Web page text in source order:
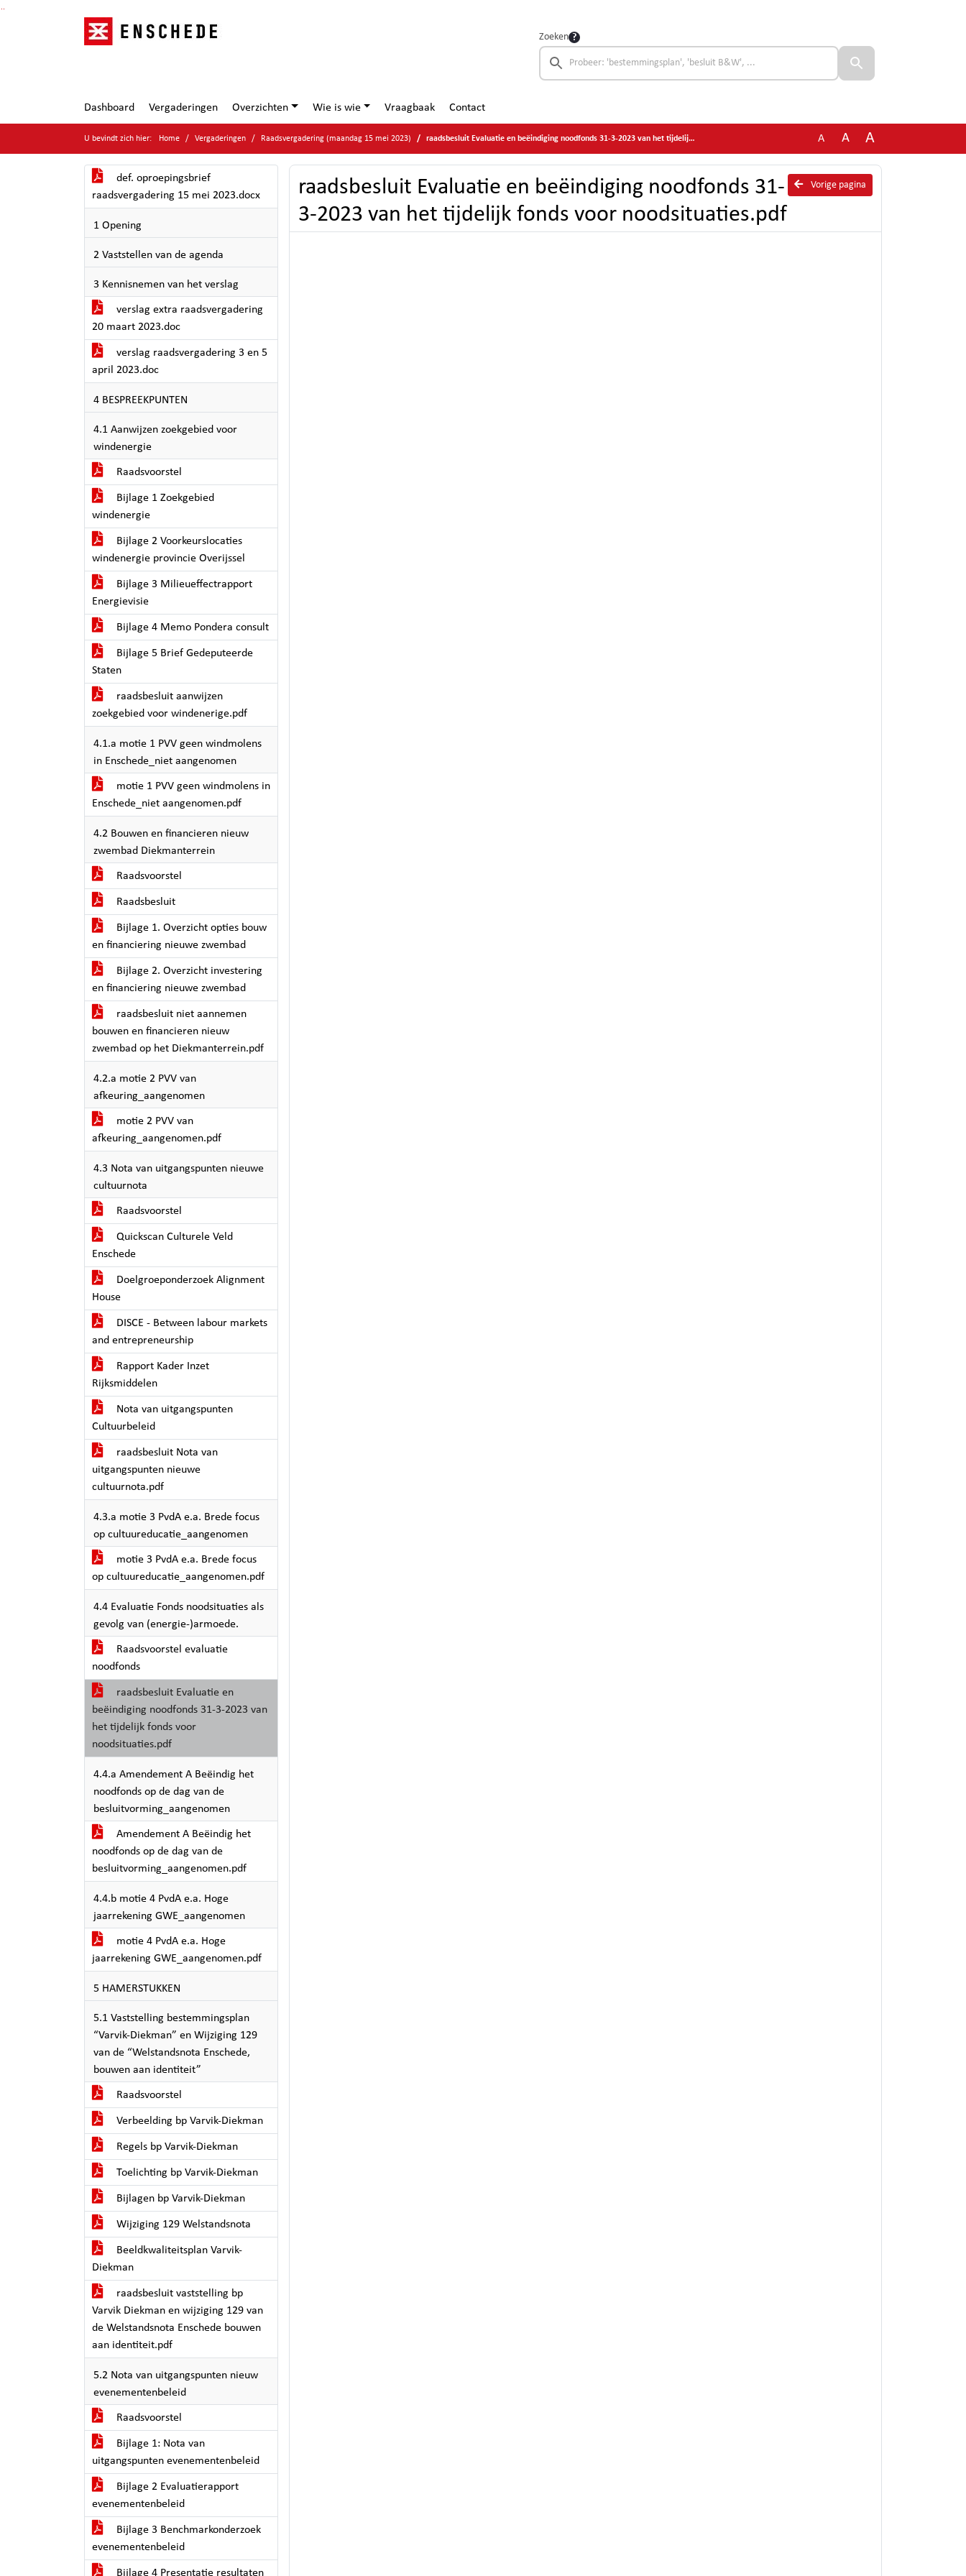
Ga naar de inhoud van deze pagina
Ga naar het zoeken
Ga naar het menu
Zoeken
Dashboard Vergaderingen Overzichten Wie is wie Vraagbaak Contact
U bevindt zich hier: Home Vergaderingen Raadsvergadering (maandag 15 mei 2023) raadsbesluit Evaluatie en beëindiging noodfonds 31-3-2023 van het tijdelijk fonds voor noodsituaties.pdf A A A
def. oproepingsbrief
raadsvergadering 15 mei 2023.docx
1 Opening
2 Vaststellen van de agenda
3 Kennisnemen van het verslag
verslag extra raadsvergadering
20 maart 2023.doc
verslag raadsvergadering 3 en 5
april 2023.doc
4 BESPREEKPUNTEN
4.1 Aanwijzen zoekgebied voor
windenergie
Raadsvoorstel
Bijlage 1 Zoekgebied
windenergie
Bijlage 2 Voorkeurslocaties
windenergie provincie Overijssel
Bijlage 3 Milieueffectrapport
Energievisie
Bijlage 4 Memo Pondera consult
Bijlage 5 Brief Gedeputeerde
Staten
raadsbesluit aanwijzen
zoekgebied voor windenerige.pdf
4.1.a motie 1 PVV geen windmolens
in Enschede_niet aangenomen
motie 1 PVV geen windmolens in
Enschede_niet aangenomen.pdf
4.2 Bouwen en financieren nieuw
zwembad Diekmanterrein
Raadsvoorstel
Raadsbesluit
Bijlage 1. Overzicht opties bouw
en financiering nieuwe zwembad
Bijlage 2. Overzicht investering
en financiering nieuwe zwembad
raadsbesluit niet aannemen
bouwen en financieren nieuw
zwembad op het Diekmanterrein.pdf
4.2.a motie 2 PVV van
afkeuring_aangenomen
motie 2 PVV van
afkeuring_aangenomen.pdf
4.3 Nota van uitgangspunten nieuwe
cultuurnota
Raadsvoorstel
Quickscan Culturele Veld
Enschede
Doelgroeponderzoek Alignment
House
DISCE - Between labour markets
and entrepreneurship
Rapport Kader Inzet
Rijksmiddelen
Nota van uitgangspunten
Cultuurbeleid
raadsbesluit Nota van
uitgangspunten nieuwe
cultuurnota.pdf
4.3.a motie 3 PvdA e.a. Brede focus
op cultuureducatie_aangenomen
motie 3 PvdA e.a. Brede focus
op cultuureducatie_aangenomen.pdf
4.4 Evaluatie Fonds noodsituaties als
gevolg van (energie-)armoede.
Raadsvoorstel evaluatie
noodfonds
raadsbesluit Evaluatie en
beëindiging noodfonds 31-3-2023 van
het tijdelijk fonds voor
noodsituaties.pdf
4.4.a Amendement A Beëindig het
noodfonds op de dag van de
besluitvorming_aangenomen
Amendement A Beëindig het
noodfonds op de dag van de
besluitvorming_aangenomen.pdf
4.4.b motie 4 PvdA e.a. Hoge
jaarrekening GWE_aangenomen
motie 4 PvdA e.a. Hoge
jaarrekening GWE_aangenomen.pdf
5 HAMERSTUKKEN
5.1 Vaststelling bestemmingsplan
“Varvik-Diekman” en Wijziging 129
van de “Welstandsnota Enschede,
bouwen aan identiteit”
Raadsvoorstel
Verbeelding bp Varvik-Diekman
Regels bp Varvik-Diekman
Toelichting bp Varvik-Diekman
Bijlagen bp Varvik-Diekman
Wijziging 129 Welstandsnota
Beeldkwaliteitsplan Varvik-
Diekman
raadsbesluit vaststelling bp
Varvik Diekman en wijziging 129 van
de Welstandsnota Enschede bouwen
aan identiteit.pdf
5.2 Nota van uitgangspunten nieuw
evenementenbeleid
Raadsvoorstel
Bijlage 1: Nota van
uitgangspunten evenementenbeleid
Bijlage 2 Evaluatierapport
evenementenbeleid
Bijlage 3 Benchmarkonderzoek
evenementenbeleid
Bijlage 4 Presentatie resultaten
Vorige pagina
raadsbesluit Evaluatie en beëindiging noodfonds 31-
3-2023 van het tijdelijk fonds voor noodsituaties.pdf